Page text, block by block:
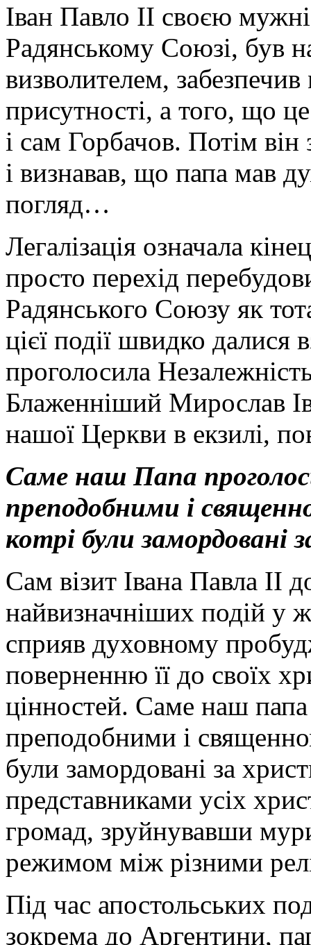
Іван Павло ІІ своєю
Радянському Союзі, був
визволителем, забезпечив
присутності, а того, що
і сам Горбачов. Потім
і визнавав, що папа мав
погляд…
Легалізація означала
просто перехід
Радянського Союзу як
цієї події швидко далися
проголосила
Блаженніший Мирослав
нашої Церкви в екзилі,
Саме наш Папа
преподобними і
котрі були замордовані
Сам візит Івана Павла ІІ
найвизначніших подій у
сприяв духовному
поверненню її до своїх
цінностей. Саме наш
преподобними і
були замордовані за
представниками усіх
громад, зруйнувавши
режимом між різними
Під час апостольських
зокрема до Аргентини,